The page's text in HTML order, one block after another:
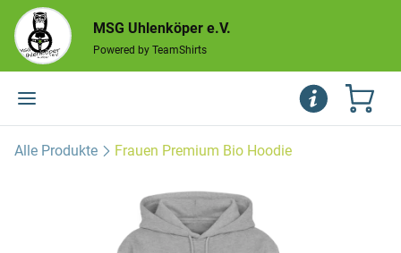
MSG Uhlenköper e.V.
Powered by TeamShirts
Alle Produkte Frauen Premium Bio Hoodie